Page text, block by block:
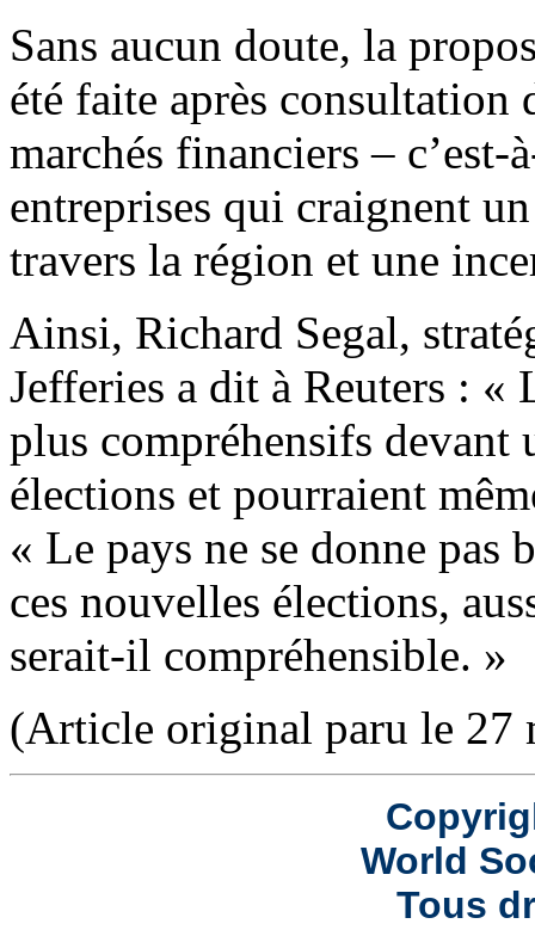
Sans aucun doute, la
été faite après consultation
marchés financiers – c’est-
entreprises qui craignent
travers la région et une
Ainsi, Richard Segal,
Jefferies a dit à Reuters : «
plus compréhensifs devant
élections et pourraient
« Le pays ne se donne pas
ces nouvelles élections,
serait-il compréhensible. »
(Article original paru le 27
World
Tous